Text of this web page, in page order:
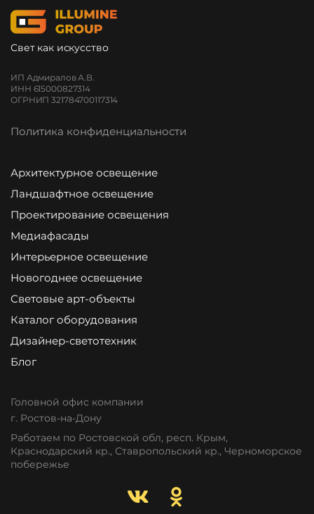
Свет как искусство
ИП Адмиралов А.В.
ИНН 615000827314
ОГРНИП 321784700117314
Политика конфиденциальности
Архитектурное освещение
Ландшафтное освещение
Проектирование освещения
Медиафасады
Интерьерное освещение
Новогоднее освещение
Световые арт-объекты
Каталог оборудования
Дизайнер-светотехник
Блог
Головной офис компании
г. Ростов-на-Дону
Работаем по Ростовской обл, респ. Крым,
Краснодарский кр., Ставропольский кр., Черноморское
побережье